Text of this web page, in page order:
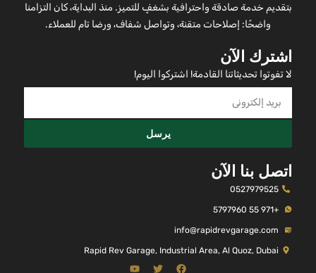
بتقديم خدمة صادقة واحترافية بشغفٍ للتميز. منذ البداية، كان التزامنا
واضحًا: إصلاحات متقنة، وتواصل شفاف، ورضا تام للعملاء.
اشترك الآن
لا تفوتوا تحديثاتنا القادمة! اشتركوا اليوم!
يرسل
اتصل بنا الآن
0527979525
+971 55 5797960
info@rapidrevgarage.com
Rapid Rev Garage, Industrial Area, Al Quoz, Dubai